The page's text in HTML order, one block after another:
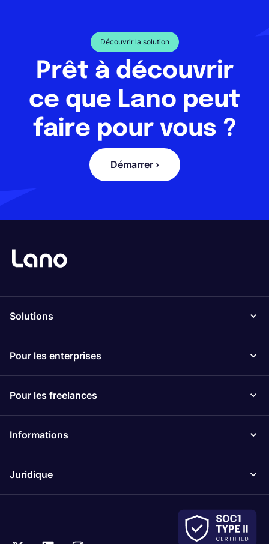
Découvrir la solution
Prêt à découvrir
ce que Lano peut
faire pour vous ?
Démarrer ›
Solutions
Pour les enterprises
Pour les freelances
Informations
Juridique